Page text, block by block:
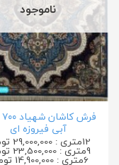
ناموجود
آبی فیروزه ای
12متری : 29,000,000 تومان
9متری : 23,500,000 تومان
6متری : 14,900,000 تومان